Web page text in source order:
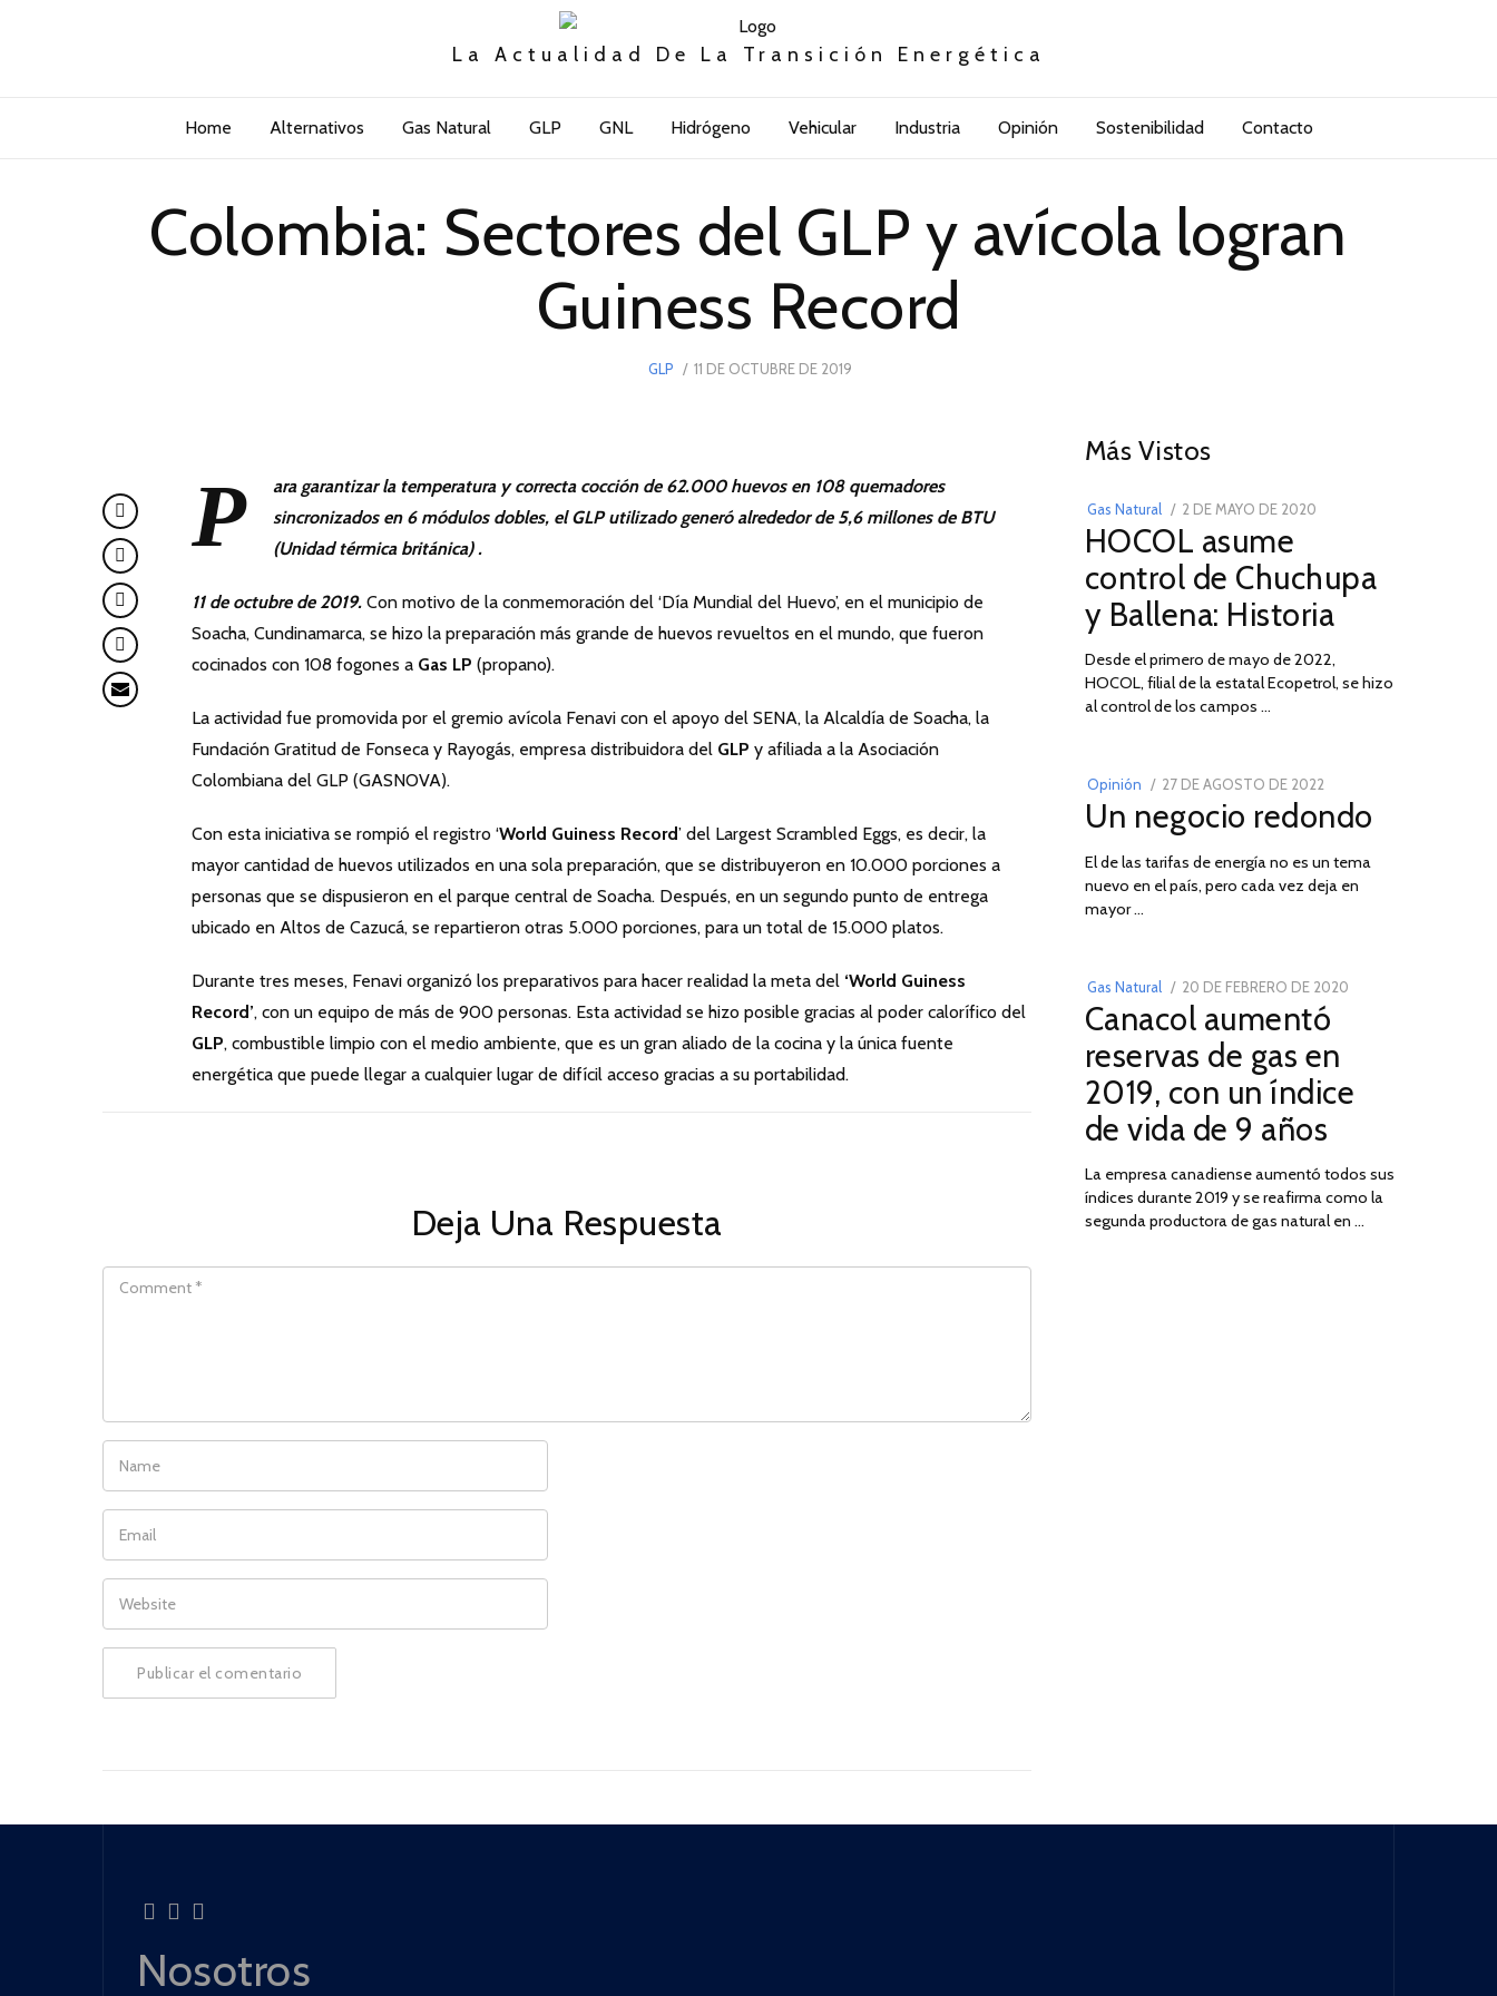
La Actualidad De La Transición Energética
Home Alternativos Gas Natural GLP GNL Hidrógeno Vehicular Industria Opinión Sostenibilidad Contacto
Colombia: Sectores del GLP y avícola logran
Guiness Record
GLP
POSTED
11 DE OCTUBRE DE 2019
P
ara garantizar la temperatura y correcta cocción de 62.000 huevos en 108 quemadores
sincronizados en 6 módulos dobles, el GLP utilizado generó alrededor de 5,6 millones de BTU
(Unidad térmica británica).
11 de octubre de 2019. Con motivo de la conmemoración del ‘Día Mundial del Huevo’, en el municipio de
Soacha, Cundinamarca, se hizo la preparación más grande de huevos revueltos en el mundo, que fueron
cocinados con 108 fogones a Gas LP (propano).
La actividad fue promovida por el gremio avícola Fenavi con el apoyo del SENA, la Alcaldía de Soacha, la
Fundación Gratitud de Fonseca y Rayogás, empresa distribuidora del GLP y afiliada a la Asociación
Colombiana del GLP (GASNOVA).
Con esta iniciativa se rompió el registro ‘World Guiness Record’ del Largest Scrambled Eggs, es decir, la
mayor cantidad de huevos utilizados en una sola preparación, que se distribuyeron en 10.000 porciones a
personas que se dispusieron en el parque central de Soacha. Después, en un segundo punto de entrega
ubicado en Altos de Cazucá, se repartieron otras 5.000 porciones, para un total de 15.000 platos.
Durante tres meses, Fenavi organizó los preparativos para hacer realidad la meta del ‘World Guiness
Record’, con un equipo de más de 900 personas. Esta actividad se hizo posible gracias al poder calorífico del
GLP, combustible limpio con el medio ambiente, que es un gran aliado de la cocina y la única fuente
energética que puede llegar a cualquier lugar de difícil acceso gracias a su portabilidad.
Deja Una Respuesta
COMMENT
NAME
EMAIL
WEBSITE
Más Vistos
Gas Natural
POSTED
ON
2 DE MAYO DE 2020
DE
2026
HOCOL asume
control de Chuchupa
y Ballena: Historia
Desde el primero de mayo de 2022,
HOCOL, filial de la estatal Ecopetrol, se hizo
al control de los campos …
Opinión
POSTED
ON
27 DE AGOSTO DE 202230
DE
DE
2022
Un negocio redondo
El de las tarifas de energía no es un tema
nuevo en el país, pero cada vez deja en
mayor …
03
Gas Natural
POSTED
ON
20 DE FEBRERO DE 2020
2025
Canacol aumentó
reservas de gas en
2019, con un índice
de vida de 9 años
La empresa canadiense aumentó todos sus
índices durante 2019 y se reafirma como la
segunda productora de gas natural en …
Nosotros